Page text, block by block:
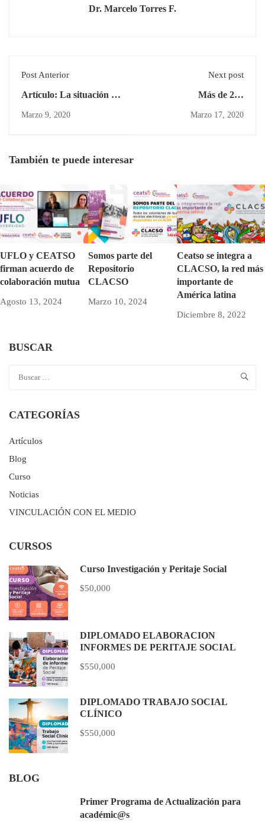
Dr. Marcelo Torres F.
Post Anterior
Artículo: La situación de
relación con la
de salud, comuna de
Marzo 9, 2020
Next post
Más de 200
participado en nuestras
Marzo 17, 2020
También te puede interesar
UFLO y CEATSO
firman acuerdo de
colaboración mutua
Agosto 13, 2024
Somos parte del
Repositorio
CLACSO
Marzo 10, 2024
Ceatso se integra a
CLACSO, la red más
importante de
América latina
Diciembre 8, 2022
BUSCAR
CATEGORÍAS
Artículos
Blog
Curso
Noticias
VINCULACIÓN CON EL MEDIO
CURSOS
Curso Investigación y Peritaje Social
$50,000
DIPLOMADO ELABORACIÓN
INFORMES DE PERITAJE SOCIAL
$550,000
DIPLOMADO TRABAJO SOCIAL
CLÍNICO
$550,000
BLOG
Primer Programa de Actualización para
académic@s